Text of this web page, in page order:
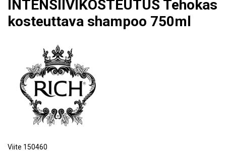
INTENSIIVIKOSTEUTUS Tehokas
kosteuttava shampoo 750ml
Viite 150460